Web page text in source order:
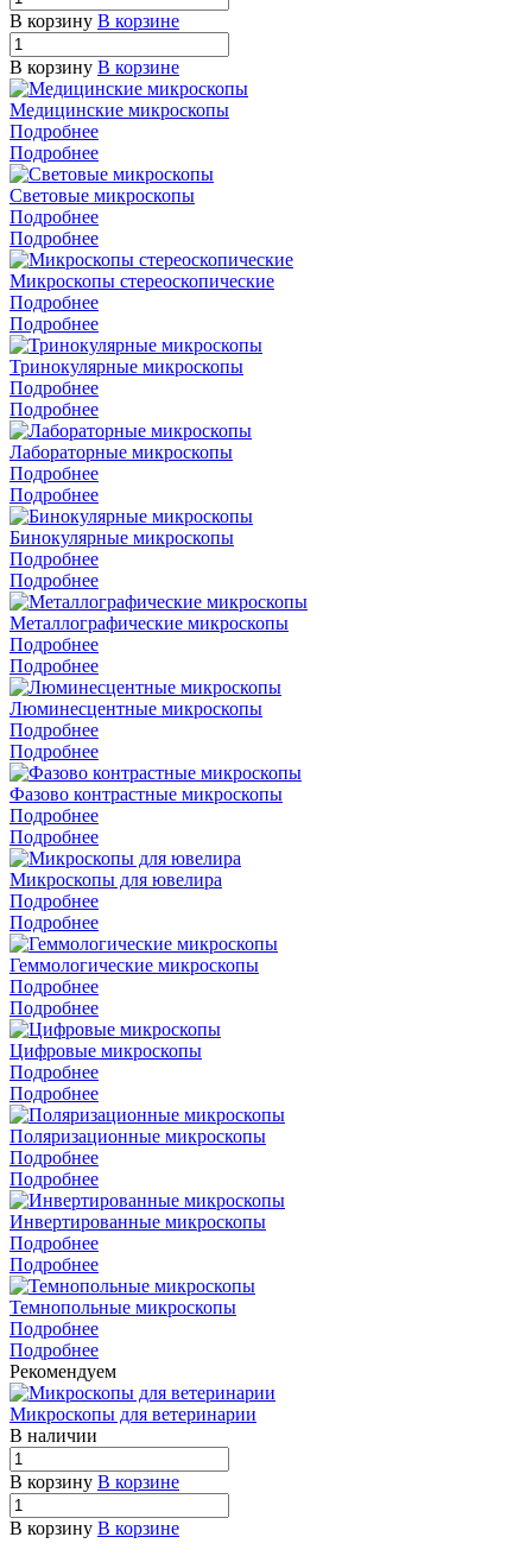
В корзину В корзине
В корзину В корзине
Медицинские микроскопы
Подробнее
Подробнее
Световые микроскопы
Подробнее
Подробнее
Микроскопы стереоскопические
Подробнее
Подробнее
Тринокулярные микроскопы
Подробнее
Подробнее
Лабораторные микроскопы
Подробнее
Подробнее
Бинокулярные микроскопы
Подробнее
Подробнее
Металлографические микроскопы
Подробнее
Подробнее
Люминесцентные микроскопы
Подробнее
Подробнее
Фазово контрастные микроскопы
Подробнее
Подробнее
Микроскопы для ювелира
Подробнее
Подробнее
Геммологические микроскопы
Подробнее
Подробнее
Цифровые микроскопы
Подробнее
Подробнее
Поляризационные микроскопы
Подробнее
Подробнее
Инвертированные микроскопы
Подробнее
Подробнее
Темнопольные микроскопы
Подробнее
Подробнее
Рекомендуем
Микроскопы для ветеринарии
В наличии
В корзину В корзине
В корзину В корзине